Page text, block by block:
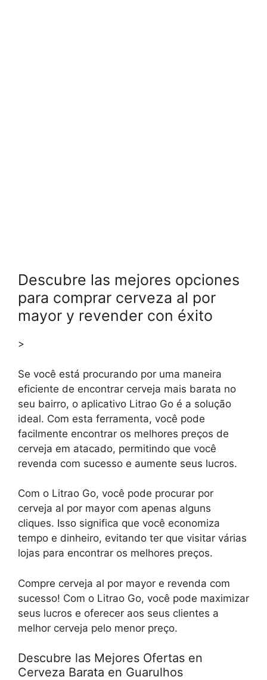
Descubre las mejores opciones
para comprar cerveza al por
mayor y revender con éxito
>
Se você está procurando por uma maneira
eficiente de encontrar cerveja mais barata no
seu bairro, o aplicativo Litrao Go é a solução
ideal. Com esta ferramenta, você pode
facilmente encontrar os melhores preços de
cerveja em atacado, permitindo que você
revenda com sucesso e aumente seus lucros.
Com o Litrao Go, você pode procurar por
cerveja al por mayor com apenas alguns
cliques. Isso significa que você economiza
tempo e dinheiro, evitando ter que visitar várias
lojas para encontrar os melhores preços.
Compre cerveja al por mayor e revenda com
sucesso! Com o Litrao Go, você pode maximizar
seus lucros e oferecer aos seus clientes a
melhor cerveja pelo menor preço.
Descubre las Mejores Ofertas en
Cerveza Barata en Guarulhos